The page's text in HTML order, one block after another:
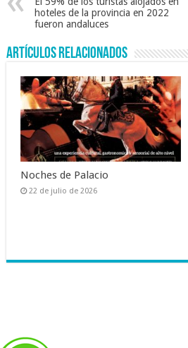
o
p
hoteles de la provincia en 2022
fueron andaluces
Artículos relacionados
Noches de Palacio
22 de julio de 2026